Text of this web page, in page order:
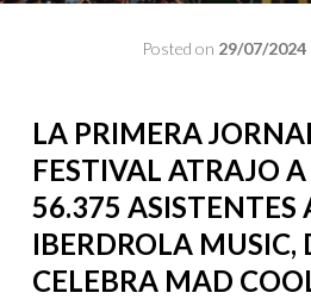
Posted on 29/07/2024
LA PRIMERA
FESTIVAL ATRAJO
56.375 ASISTENTES
IBERDROLA MUSIC,
CELEBRA MAD